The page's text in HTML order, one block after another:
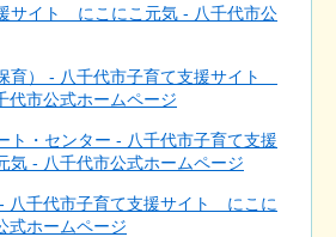
サイト にこにこ元気 - 八千代市公
育） - 八千代市子育て支援サイト
代市公式ホームページ
ト・センター - 八千代市子育て支援
- 八千代市公式ホームページ
八千代市子育て支援サイト にこに
式ホームページ